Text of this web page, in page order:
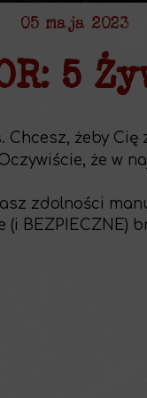
05 maja 2023
5
żeby
że w
zdolności
BEZPIECZNE)